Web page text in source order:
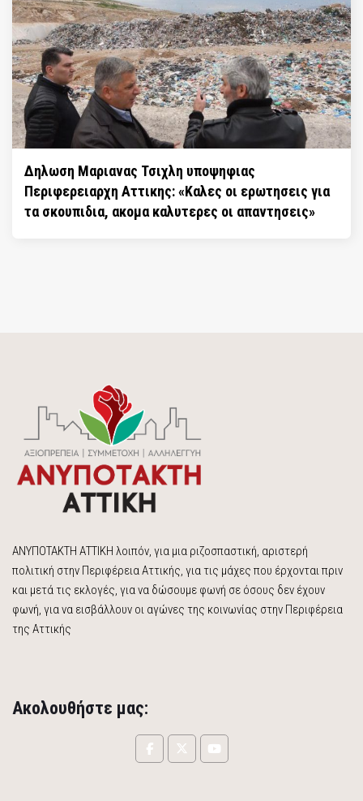
Δηλωση Μαριανας Τσιχλη υποψηφιας
Περιφερειαρχη Αττικης: «Καλες οι ερωτησεις για
τα σκουπιδια, ακομα καλυτερες οι απαντησεις»
ΑΝΥΠΟΤΑΚΤΗ ΑΤΤΙΚΗ λοιπόν, για μια ριζοσπαστική, αριστερή
πολιτική στην Περιφέρεια Αττικής, για τις μάχες που έρχονται πριν
και μετά τις εκλογές, για να δώσουμε φωνή σε όσους δεν έχουν
φωνή, για να εισβάλλουν οι αγώνες της κοινωνίας στην Περιφέρεια
της Αττικής
Ακολουθήστε μας: